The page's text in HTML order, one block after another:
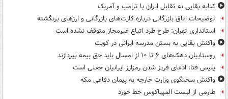
کنایه بقایی به تقابل ایران با ترامپ و آمریک
توضیحات اتاق بازرگانی درباره کارت‌های بازرگانی و ارزهای برنگشته
استانداری تهران: طرح طرد اتباع غیرمجاز متوقف نشده است
واکنش بقایی به بستن مدرسه ایرانی در کویت
روستاییان دهک‌های ۶ تا ۱۰ از امسال باید حق بیمه بپردازند
پلیس فتا: ادعای فریز شدن رمزارز ایرانیان جعلی است
واکنش سخنگوی وزارت خارجه به پیمان دفاعی مکه
طارمی از لیست المپیاکوس خط خورد